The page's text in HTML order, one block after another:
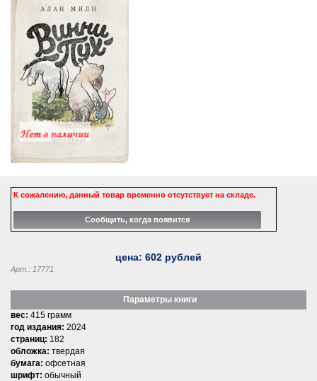
К сожалению, данный товар временно отсутствует на складе.
цена: 602 рублей
Арт.: 17771
Параметры книги
вес: 415 грамм
год издания: 2024
страниц: 182
обложка: твердая
бумага: офсетная
шрифт: обычный